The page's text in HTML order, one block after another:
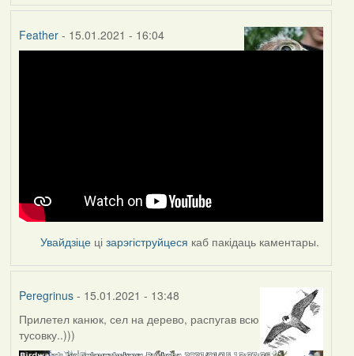
Feather- 15.01.2021 - 16:04
Увайдзіце цізарэгіструйцеся каб пакідаць каментары.
Peregrinus- 15.01.2021 - 13:48
Прилетел канюк, сел на дерево, распугав всю
тусовку..)))